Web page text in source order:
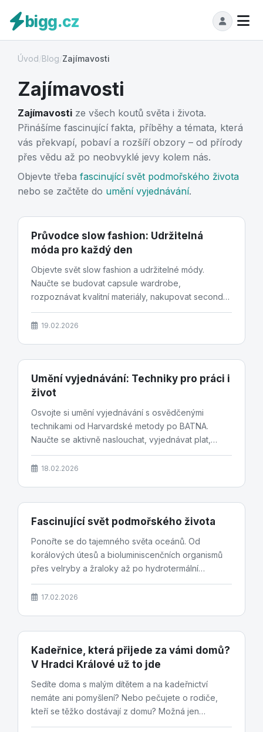
bigg.cz
Úvod Blog Zajímavosti
Zajímavosti
Zajímavosti ze všech koutů světa i života.
Přinášíme fascinující fakta, příběhy a témata, která
vás překvapí, pobaví a rozšíří obzory – od přírody
přes vědu až po neobvyklé jevy kolem nás.
Objevte třeba fascinující svět podmořského života
nebo se začtěte do umění vyjednávání.
Průvodce slow fashion: Udržitelná
móda pro každý den
Objevte svět slow fashion a udržitelné módy.
Naučte se budovat capsule wardrobe,
rozpoznávat kvalitní materiály, nakupovat second
hand a podporovat...
19.02.2026
Umění vyjednávání: Techniky pro práci i
život
Osvojte si umění vyjednávání s osvědčenými
technikami od Harvardské metody po BATNA.
Naučte se aktivně naslouchat, vyjednávat plat,
uzavírat obchody...
18.02.2026
Fascinující svět podmořského života
Ponořte se do tajemného světa oceánů. Od
korálových útesů a bioluminiscenčních organismů
přes velryby a žraloky až po hydrotermální
prameny v...
17.02.2026
Kadeřnice, která přijede za vámi domů?
V Hradci Králové už to jde
Sedíte doma s malým dítětem a na kadeřnictví
nemáte ani pomyšlení? Nebo pečujete o rodiče,
kteří se těžko dostávají z domu? Možná jen
nechcete trávit...